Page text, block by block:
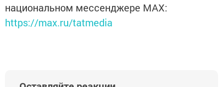
национальном мессенджере MАХ:
https://max.ru/tatmedia